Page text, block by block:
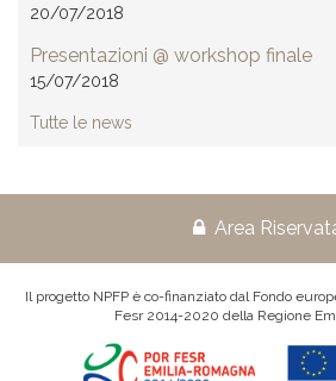
20/07/2018
Presentazioni @ workshop finale
15/07/2018
Tutte le news
Area
Il progetto NPFP è co-finanziato dal Fondo
Fesr 2014-2020 della Regione